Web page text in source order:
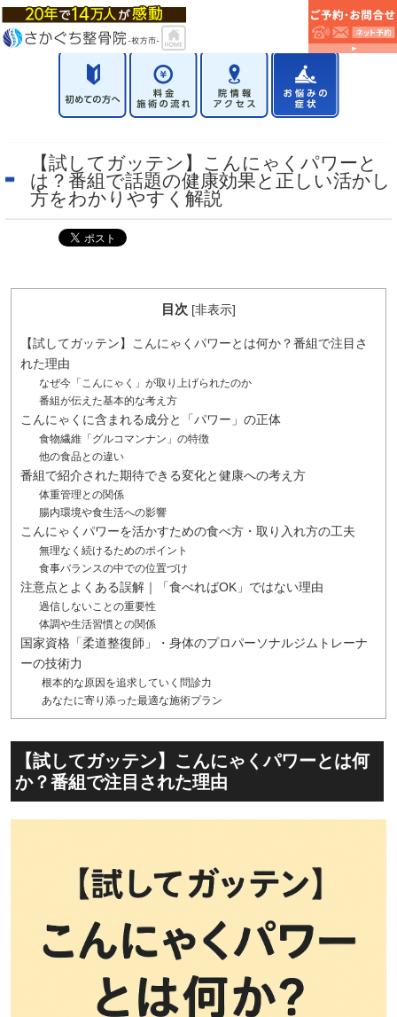
【試してガッテン】こんにゃくパワーと
は？番組で話題の健康効果と正しい活かし
方をわかりやすく解説
目次 [非表示]
【試してガッテン】こんにゃくパワーとは何か？番組で注目さ
れた理由
なぜ今「こんにゃく」が取り上げられたのか
番組が伝えた基本的な考え方
こんにゃくに含まれる成分と「パワー」の正体
食物繊維「グルコマンナン」の特徴
他の食品との違い
番組で紹介された期待できる変化と健康への考え方
体重管理との関係
腸内環境や食生活への影響
こんにゃくパワーを活かすための食べ方・取り入れ方の工夫
無理なく続けるためのポイント
食事バランスの中での位置づけ
注意点とよくある誤解｜「食べればOK」ではない理由
過信しないことの重要性
体調や生活習慣との関係
国家資格「柔道整復師」・身体のプロパーソナルジムトレーナ
ーの技術力
根本的な原因を追求していく問診力
あなたに寄り添った最適な施術プラン
【試してガッテン】こんにゃくパワーとは何
か？番組で注目された理由